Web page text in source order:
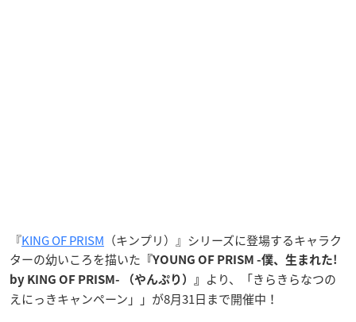
『KING OF PRISM （キンプリ）』シリーズに登場するキャラク
ターの幼いころを描いた 『YOUNG OF PRISM -僕、生まれた!
by KING OF PRISM- （やんぷり）』
より、「きらきらなつの
えにっきキャンペーン」」が8月31日まで開催中！